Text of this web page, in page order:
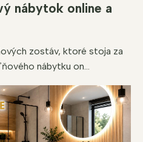
nábytok online a
zostáv, ktoré stoja za
nábytku on...